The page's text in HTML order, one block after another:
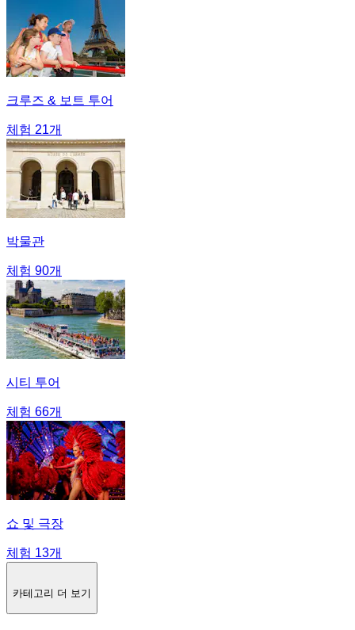
크루즈 & 보트 투어
체험 21개
박물관
체험 90개
시티 투어
체험 66개
쇼 및 극장
체험 13개
카테고리 더 보기